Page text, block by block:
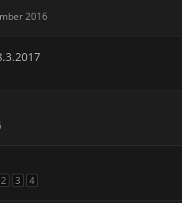
2016
2 3 4